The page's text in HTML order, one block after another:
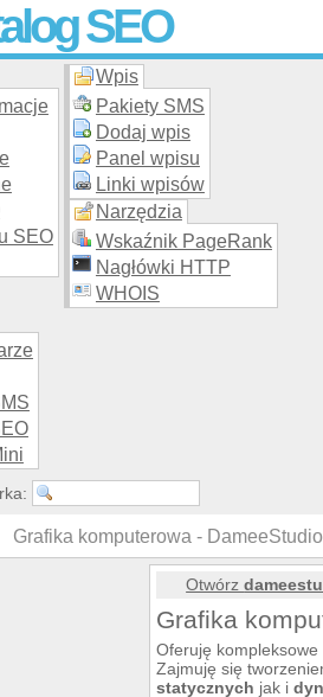
SEO
stron WWW –
katalogu za darmo!
SEO
Wpis
Pakiety SMS
Dodaj wpis
Panel wpisu
Linki wpisów
Narzędzia
Wskaźnik PageRank
Nagłówki HTTP
WHOIS
Grafika komputerowa -
Otwórz
Grafika
Oferuję
Zajmuję się
statycznych jak i